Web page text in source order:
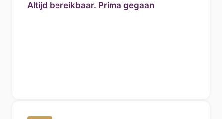
Altijd bereikbaar. Prima gegaan